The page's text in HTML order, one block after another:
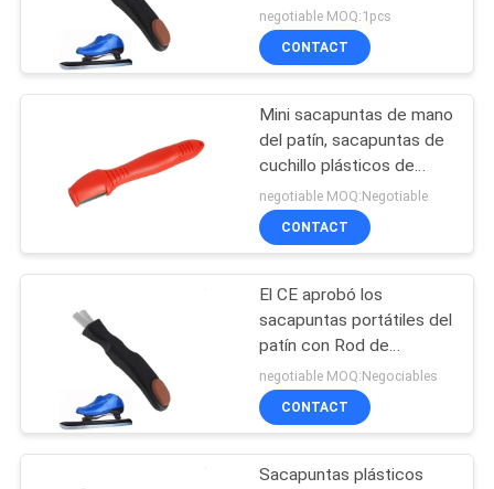
CONTACTA
CON
NOSOTROS
NOTICIAS
DE
TRABAJO
SOLICITAR
UNA
CITA
Sacapuntas de
cuchillo de la manija
Sacapuntas de
cuchillo de la
succión
32
hockey sobre hielo 4 x 1
x 1 pulgada
negotiable MOQ:1pcs
CONTACT
Mini sacapuntas de mano
del patín, sacapuntas de
cuchillo plásticos de
cocina de la cuchilla del
tungsteno del ABS
negotiable MOQ:Negotiable
CONTACT
El CE aprobó los
sacapuntas portátiles del
patín con Rod de
cerámica 60g 145 * 21 *
30m m
negotiable MOQ:Negociables
CONTACT
Sacapuntas plásticos